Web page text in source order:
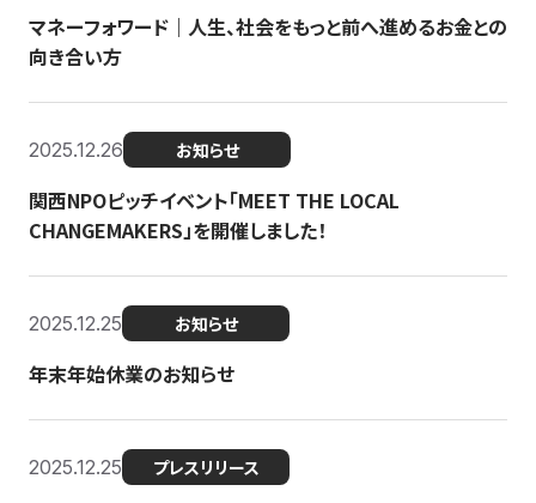
マネーフォワード｜人生、社会をもっと前へ進めるお金との
向き合い方
2025.12.26 お知らせ
関西NPOピッチイベント「MEET THE LOCAL
CHANGEMAKERS」を開催しました！
2025.12.25 お知らせ
年末年始休業のお知らせ
2025.12.25 プレスリリース